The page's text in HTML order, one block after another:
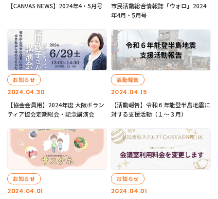
【CANVAS NEWS】2024年4・5月号
市民活動総合情報誌「ウォロ」2024
年4月・5月号
2024.04.30
お知らせ
【協会会員用】2024年度 大阪ボラン
ティア協会定期総会・記念講演会
2024.04.15
活動報告
【活動報告】令和６年能登半島地震に
対する支援活動（１〜３月）
2024.04.01
お知らせ
2024.04.01
お知らせ